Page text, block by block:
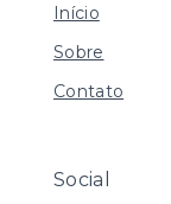
Início
Sobre
Contato
Social